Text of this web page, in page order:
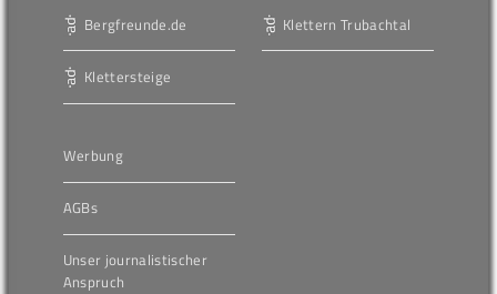
Bergfreunde.de
Klettersteige
Klettern Trubachtal
Werbung
AGBs
Unser journalistischer
Anspruch